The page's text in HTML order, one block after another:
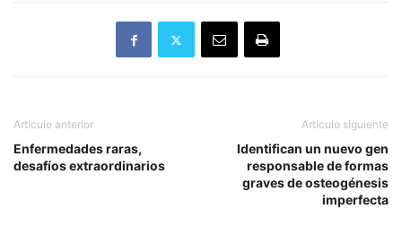
Artículo anterior
Enfermedades raras,
desafíos extraordinarios
Artículo siguiente
Identifican un nuevo gen
responsable de formas
graves de osteogénesis
imperfecta